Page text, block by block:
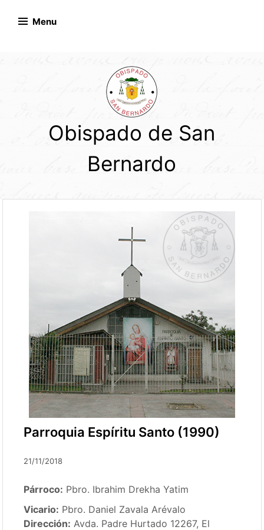
Menu
Obispado de San
Bernardo
Parroquia Espíritu Santo (1990)
21/11/2018
Párroco: Pbro. Ibrahim Drekha Yatim
Vicario: Pbro. Daniel Zavala Arévalo
Dirección: Avda. Padre Hurtado 12267, El